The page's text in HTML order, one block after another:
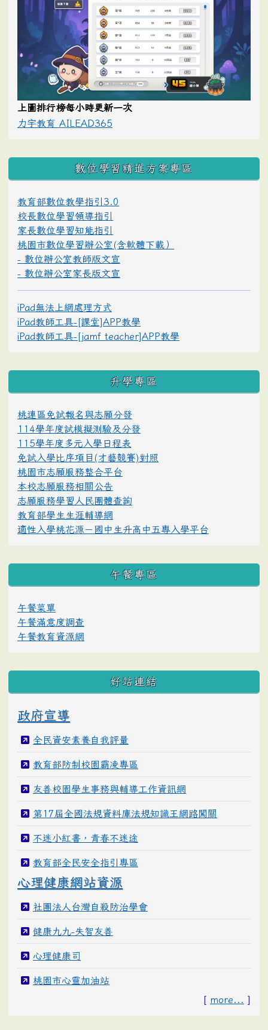
上圖排行榜每小時更新一次
力宇教育 AILEAD365
數位學習精進方案專區
教育部數位教學指引3.0
校長數位學習領導指引
家長數位學習知能指引
桃園市數位學習辦公室(含軟體下載）
- 數位辦公室教師版文宣
- 數位辦公室家長版文宣
iPad無法上網處理方式
iPad教師工具-[課堂]APP教學
iPad教師工具-[jamf teacher]APP教學
升學專區
桃連區免試報名與志願分發
114學年度試模擬測驗及分發
115學年度多元入學日程表
免試入學比序項目(才藝競賽)對照
桃園市志願服務整合平台
本校志願服務相關公告
志願服務學習人民團體查詢
教育部學生生涯輔導網
適性入學桃花源－國中生升高中五專入學平台
午餐專區
午餐菜單
午餐滿意度調查
午餐教育資源網
好站連結
政府宣導
全民資安素養自我評量
教育部防制校園霸凌專區
友善校園學生事務與輔導工作資訊網
第17屆全國法規資料庫法規知識王網路闖關
不迷小紅書，青春不迷途
教育部全民安全指引專區
心理健康網站資源
社團法人台灣自殺防治學會
健康九九-失智友善
心理健康司
桃園市心靈加油站
[ more... ]